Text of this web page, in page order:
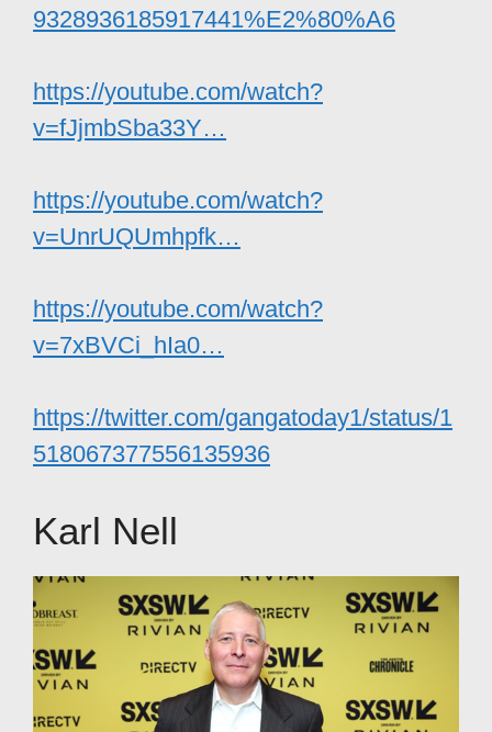
9328936185917441%E2%80%A6
https://youtube.com/watch?
v=fJjmbSba33Y…
https://youtube.com/watch?
v=UnrUQUmhpfk…
https://youtube.com/watch?
v=7xBVCi_hIa0…
https://twitter.com/gangatoday1/status/1
518067377556135936
Karl Nell